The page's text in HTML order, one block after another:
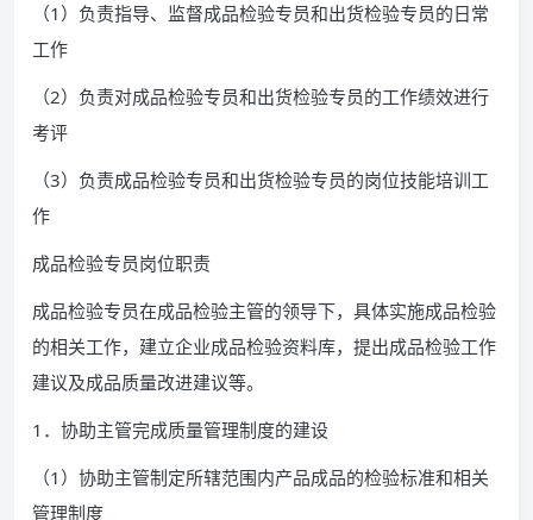
（1）负责指导、监督成品检验专员和出货检验专员的日常
工作
（2）负责对成品检验专员和出货检验专员的工作绩效进行
考评
（3）负责成品检验专员和出货检验专员的岗位技能培训工
作
成品检验专员岗位职责
成品检验专员在成品检验主管的领导下，具体实施成品检验
的相关工作，建立企业成品检验资料库，提出成品检验工作
建议及成品质量改进建议等。
1．协助主管完成质量管理制度的建设
（1）协助主管制定所辖范围内产品成品的检验标准和相关
管理制度